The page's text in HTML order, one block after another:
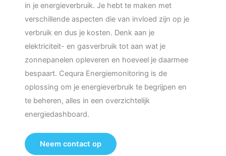
in je energieverbruik. Je hebt te maken met
verschillende aspecten die van invloed zijn op je
verbruik en dus je kosten. Denk aan je
elektriciteit- en gasverbruik tot aan wat je
zonnepanelen opleveren en hoeveel je daarmee
bespaart. Cequra Energiemonitoring is de
oplossing om je energieverbruik te begrijpen en
te beheren, alles in een overzichtelijk
energiedashboard.
Neem contact op